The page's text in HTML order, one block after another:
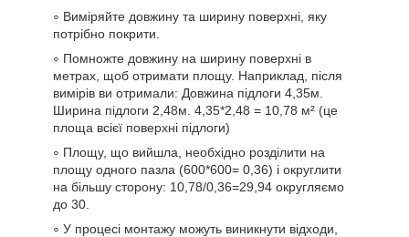
Виміряйте довжину та ширину поверхні, яку
потрібно покрити.
Помножте довжину на ширину поверхні в
метрах, щоб отримати площу. Наприклад, після
вимірів ви отримали: Довжина підлоги 4,35м.
Ширина підлоги 2,48м. 4,35*2,48 = 10,78 м² (це
площа всієї поверхні підлоги)
Площу, що вийшла, необхідно розділити на
площу одного пазла (600*600= 0,36) і округлити
на більшу сторону: 10,78/0,36=29,94 округляємо
до 30.
У процесі монтажу можуть виникнути відходи,